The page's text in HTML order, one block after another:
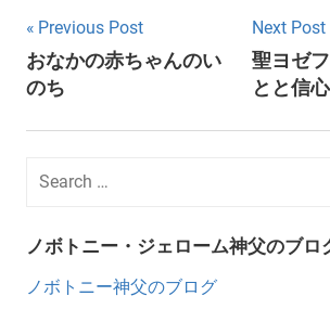
Post
navigation
Previous Post
おなかの赤ちゃんのい
のち
Next Post
聖ヨゼ
とと信
ノボトニー・ジェローム神父のブロ
ノボトニー神父のブログ